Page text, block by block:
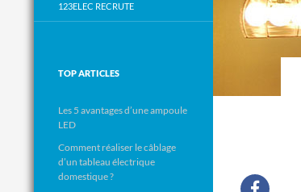
123ELEC RECRUTE
TOP ARTICLES
Les 5 avantages d’une ampoule
LED
Comment réaliser le câblage
d’un tableau électrique
domestique ?